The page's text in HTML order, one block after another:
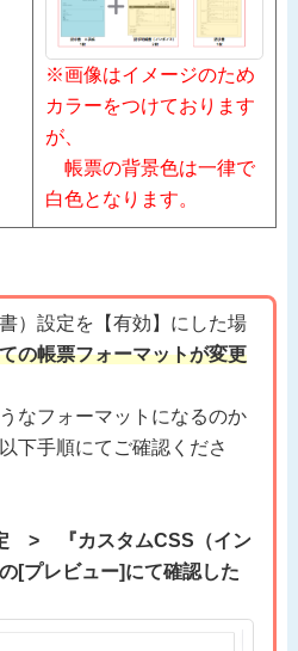
※画像はイメージのため
カラーをつけております
が、
帳票の背景色は一律で
白色となります。
）設定を【有効】にした場
の帳票フォーマットが変更
なフォーマットになるのか
下手順にてご確認くださ
> 『カスタムCSS（イン
[プレビュー]にて確認した